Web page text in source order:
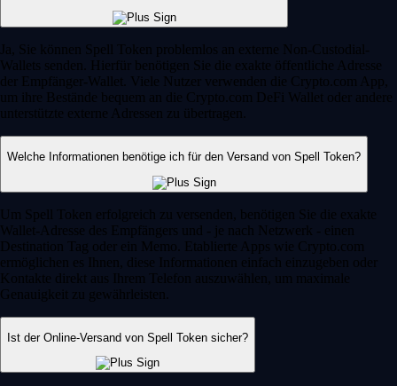
Ja, Sie können Spell Token problemlos an externe Non-Custodial-
Wallets senden. Hierfür benötigen Sie die exakte öffentliche Adresse
der Empfänger-Wallet. Viele Nutzer verwenden die Crypto.com App,
um ihre Bestände bequem an die Crypto.com DeFi Wallet oder andere
unterstützte externe Adressen zu übertragen.
Welche Informationen benötige ich für den Versand von Spell Token?
Um Spell Token erfolgreich zu versenden, benötigen Sie die exakte
Wallet-Adresse des Empfängers und - je nach Netzwerk - einen
Destination Tag oder ein Memo. Etablierte Apps wie Crypto.com
ermöglichen es Ihnen, diese Informationen einfach einzugeben oder
Kontakte direkt aus Ihrem Telefon auszuwählen, um maximale
Genauigkeit zu gewährleisten.
Ist der Online-Versand von Spell Token sicher?